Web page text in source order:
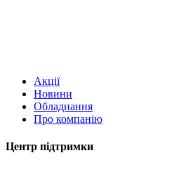
Акції
Новини
Обладнання
Про компанію
Центр підтримки